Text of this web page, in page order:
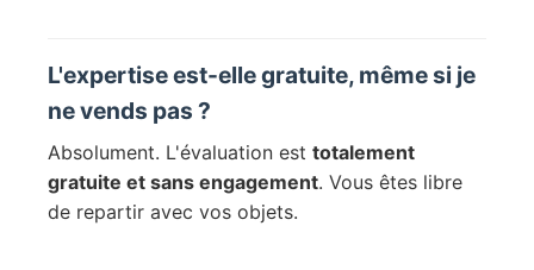
L'expertise est-elle gratuite, même si je
ne vends pas ?
Absolument. L'évaluation est totalement
gratuite et sans engagement. Vous êtes libre
de repartir avec vos objets.